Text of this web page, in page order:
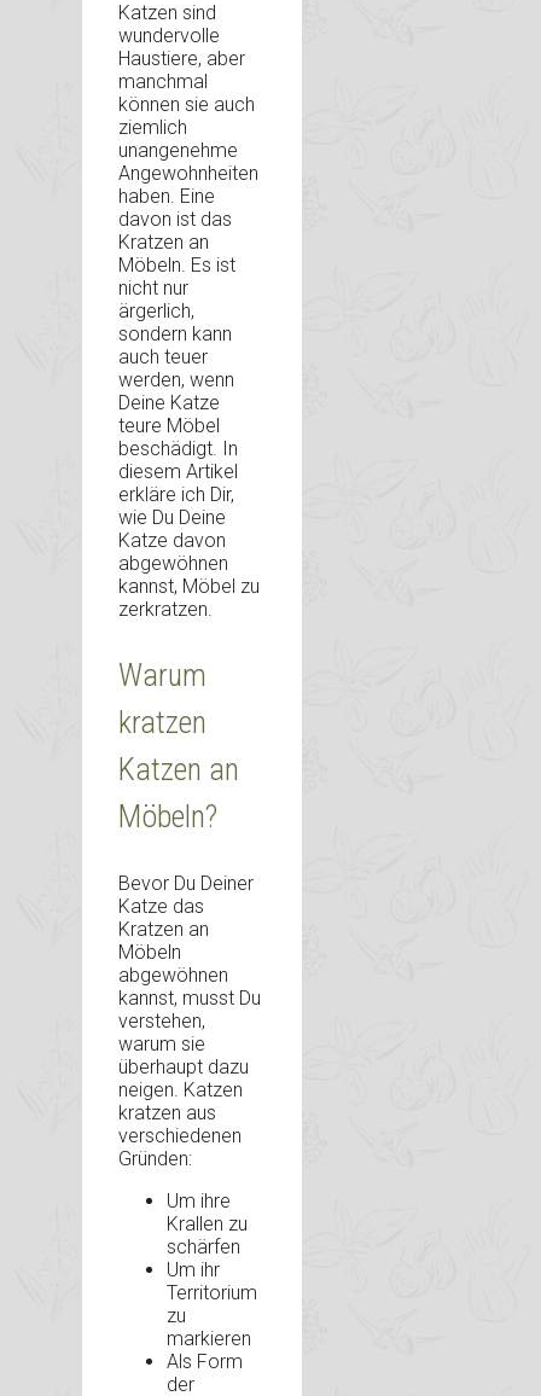
Katzen sind
wundervolle
Haustiere, aber
manchmal
können sie auch
ziemlich
unangenehme
Angewohnheiten
haben. Eine
davon ist das
Kratzen an
Möbeln. Es ist
nicht nur
ärgerlich,
sondern kann
auch teuer
werden, wenn
Deine Katze
teure Möbel
beschädigt. In
diesem Artikel
erkläre ich Dir,
wie Du Deine
Katze davon
abgewöhnen
kannst, Möbel zu
zerkratzen.
Warum
kratzen
Katzen an
Möbeln?
Bevor Du Deiner
Katze das
Kratzen an
Möbeln
abgewöhnen
kannst, musst Du
verstehen,
warum sie
überhaupt dazu
neigen. Katzen
kratzen aus
verschiedenen
Gründen:
Um ihre
Krallen zu
schärfen
Um ihr
Territorium
zu
markieren
Als Form
der